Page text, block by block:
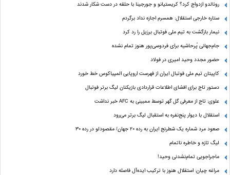
رونالدو ازدواج کرد؟ کریستیانو و جورجینا با حلقه در دست شکار شدند
ستاره خارجی استقلال: همسرم اجازه نداد برگردم
نیمار بازگشت به تیم ملی فوتبال برزیل را رد کرد
جام‌جهانی پُرحاشیه برای فردوسی‌پور هنوز تمام نشده
حضور مجدد وحید امیری در فولاد
کاپیتان تیم ملی فوتبال ایران از فهرست اروپایی المپیاکوس خط خورد
دستور تاج برای افشای اطلاعات قراردادی بازیکنان لیگ برتر فوتبال
علوی: تاج از معرفی گل گهر توسط ممبینی به AFC خبر نداشت
استقلال با دیوار پنج‌نفره به استقبال لیگ برتر می‌رود
صعود مرد شماره یک شطرنج ایران به رده ۲۰ جهان/ مقصودلو در رده ۳۰
لیگ تازه و خاطره ناتمام
ماجراجویی تمام‌نشدنی وحید!
مراغه چیان: استقلال هنوز با ترکیب ایده‌آل فاصله دارد